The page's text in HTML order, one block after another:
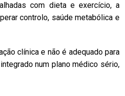
com dieta e exercício, a
controlo, saúde metabólica e
clínica e não é adequado para
num plano médico sério,